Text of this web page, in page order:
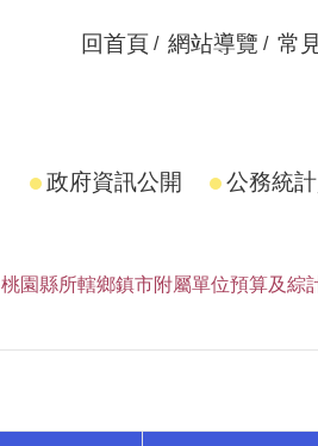
回首頁 網站導覽 常
政府資訊公開 公務統
桃園縣所轄鄉鎮市附屬單位預算及綜